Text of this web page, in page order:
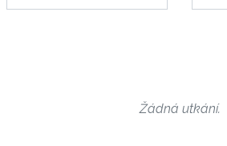
Žádná utkání.